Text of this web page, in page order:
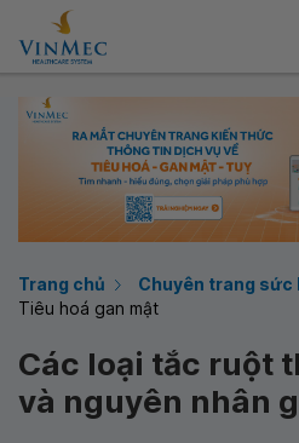
Trang chủ
Chuyên trang sức
Tiêu hoá gan mật
Các loại tắc ruột
và nguyên nhân